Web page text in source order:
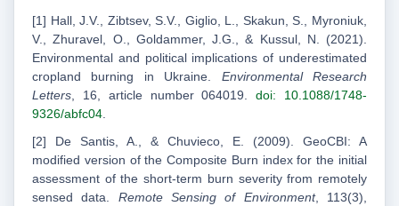
[1] Hall, J.V., Zibtsev, S.V., Giglio, L., Skakun, S., Myroniuk,
V., Zhuravel, O., Goldammer, J.G., & Kussul, N. (2021).
Environmental and political implications of underestimated
cropland burning in Ukraine. Environmental Research
Letters, 16, article number 064019.doi: 10.1088/1748-
9326/abfc04.
[2] De Santis, A., & Chuvieco, E. (2009). GeoCBI: A
modified version of the Composite Burn index for the initial
assessment of the short-term burn severity from remotely
sensed data. Remote Sensing of Environment, 113(3),